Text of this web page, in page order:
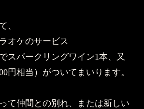
、
オケのサービス
スパークリングワイン1本、又
円相当）がついてまいります。
て仲間との別れ、または新しい